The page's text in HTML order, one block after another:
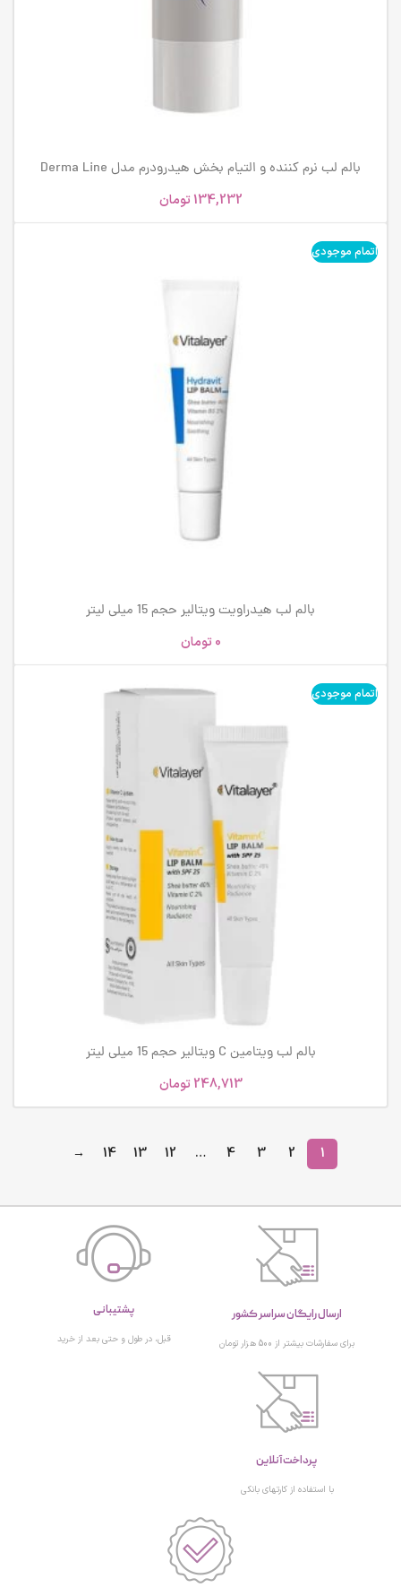
بالم لب نرم کننده و التیام بخش هیدرودرم مدل Derma Line
134,232تومان
اتمام موجودی
بالم لب هیدراویت ویتالیر حجم 15 میلی لیتر
0 تومان
اتمام موجودی
بالم لب ویتامین C ویتالیر حجم 15 میلی لیتر
248,713 تومان
1
2
3
4
…
12
13
14
→
ارسال رایگان سراسر کشور
برای سفارشات بیشتر از 500 هزار تومان
پشتیبانی
قبل، در طول و حتی بعد از خرید
پرداخت آنلاین
با استفاده از کارتهای بانکی